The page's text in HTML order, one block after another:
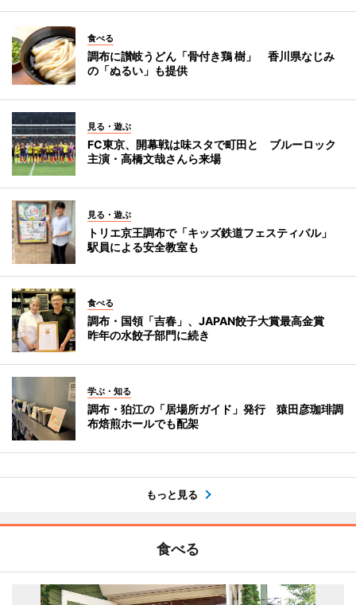
食べる
調布に讃岐うどん「骨付き鶏 樹」 香川県なじみ
の「ぬるい」も提供
見る・遊ぶ
FC東京、開幕戦は味スタで町田と ブルーロック
主演・高橋文哉さんら来場
見る・遊ぶ
トリエ京王調布で「キッズ鉄道フェスティバル」
駅員による安全教室も
食べる
調布・国領「吉春」、JAPAN餃子大賞最高金賞
昨年の水餃子部門に続き
学ぶ・知る
調布・狛江の「居場所ガイド」発行 猿田彦珈琲調
布焙煎ホールでも配架
もっと見る
食べる